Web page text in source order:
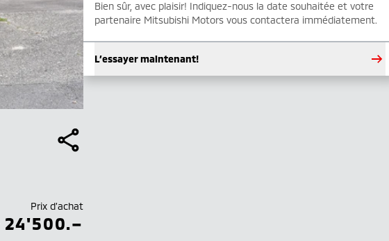
Prix d’achat
24'500.–
Bien sûr, avec plaisir! Indiquez-nous la date souhaitée et votre
partenaire Mitsubishi Motors vous contactera immédiatement.
L’essayer maintenant!